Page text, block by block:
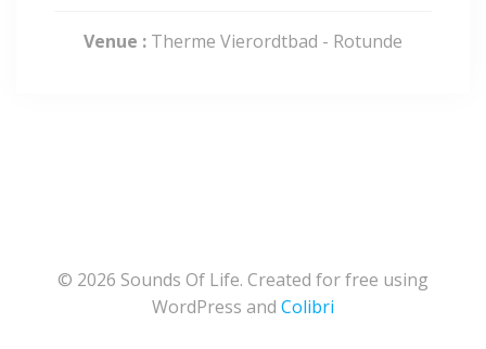
Venue : Therme Vierordtbad - Rotunde
© 2026 Sounds Of Life. Created for free using
WordPress and Colibri